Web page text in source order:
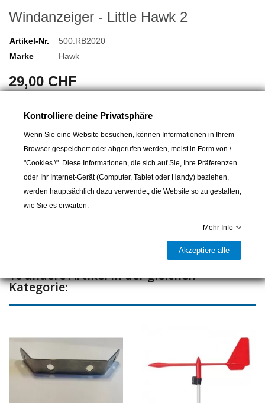
Windanzeiger - Little Hawk 2
Artikel-Nr.
500.RB2020
Marke
Hawk
29,00 CHF
In den Warenkorb
Lieferbar und im Laden erhältlich
16 andere Artikel in der gleichen
Kategorie:
Kontrolliere deine Privatsphäre
Wenn Sie eine Website besuchen, können Informationen in Ihrem
Browser gespeichert oder abgerufen werden, meist in Form von \
"Cookies \". Diese Informationen, die sich auf Sie, Ihre Präferenzen
oder Ihr Internet-Gerät (Computer, Tablet oder Handy) beziehen,
werden hauptsächlich dazu verwendet, die Website so zu gestalten,
wie Sie es erwarten.
Mehr Info
Akzeptiere alle